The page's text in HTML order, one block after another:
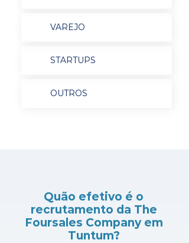
VAREJO
STARTUPS
OUTROS
Quão efetivo é o
recrutamento da The
Foursales Company em
Tuntum?